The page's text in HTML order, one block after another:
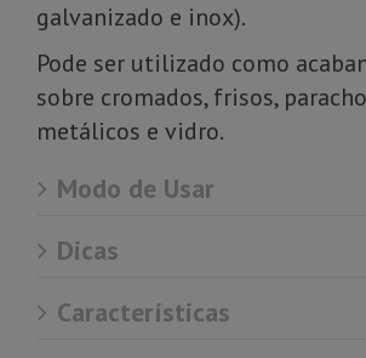
galvanizado e inox).
Pode ser utilizado como
sobre cromados, frisos,
metálicos e vidro.
Modo de Usar
Dicas
Características